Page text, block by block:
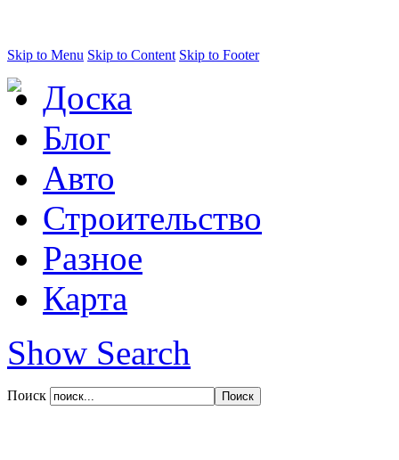
Skip to Menu Skip to Content Skip to Footer
Доска
Блог
Авто
Строительство
Разное
Карта
Show Search
Поиск